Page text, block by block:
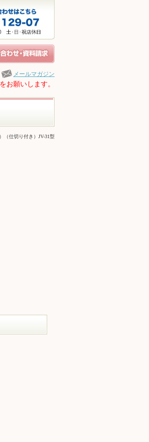
メールマガジン
お願いします。
（仕切り付き）JV-31型